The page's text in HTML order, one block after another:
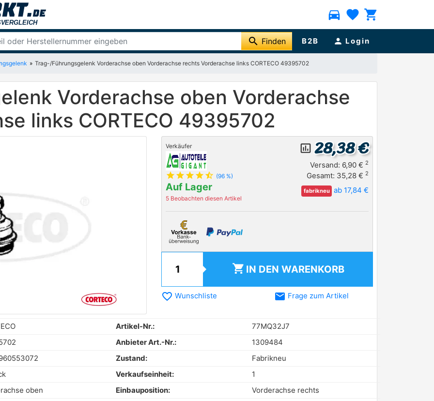
directions_car favorite shopping_cart
search Finden B2B person Login
Trag-/Führungsgelenk Vorderachse oben Vorderachse rechts Vorderachse links CORTECO 49395702
Vorderachse oben Vorderachse
links CORTECO 49395702
Verkäufer
star star star star star_half (96 %)
Auf Lager
5 Beobachten diesen Artikel
insert_chart_outlined 28,38 €
Versand: 6,90 € 2
Gesamt: 35,28 € 2
fabrikneu ab 17,84 €
shopping_cart IN DEN WARENKORB
favorite_border Wunschliste email Frage zum Artikel
Artikel-Nr.:
77MQ32J7
Anbieter Art.-Nr.:
1309484
Zustand:
Fabrikneu
Verkaufseinheit:
1
oben Einbauposition:
Vorderachse rechts